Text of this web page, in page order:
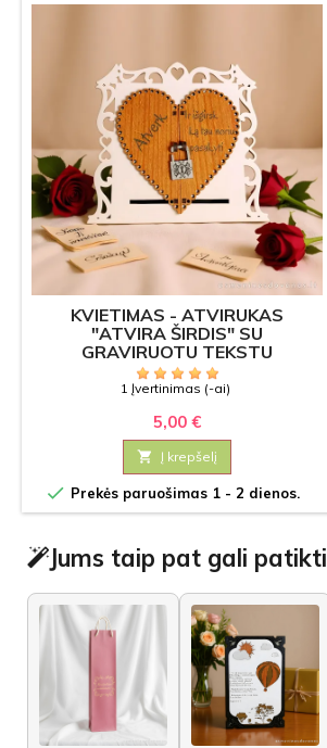
KVIETIMAS - ATVIRUKAS
"ATVIRA ŠIRDIS" SU
GRAVIRUOTU TEKSTU
1 Įvertinimas (-ai)
5,00 €
 Į krepšelį
 Prekės paruošimas 1 - 2 dienos.
Jums taip pat gali patikti